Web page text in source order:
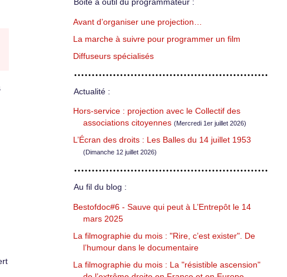
Boite à outil du programmateur :
Avant d’organiser une projection…
La marche à suivre pour programmer un film
Diffuseurs spécialisés
Actualité :
Hors-service : projection avec le Collectif des
associations citoyennes (Mercredi 1er juillet 2026)
L’Écran des droits : Les Balles du 14 juillet 1953
(Dimanche 12 juillet 2026)
Au fil du blog :
Bestofdoc#6 - Sauve qui peut à L’Entrepôt le 14
mars 2025
La filmographie du mois : "Rire, c’est exister". De
l’humour dans le documentaire
La filmographie du mois : La "résistible ascension"